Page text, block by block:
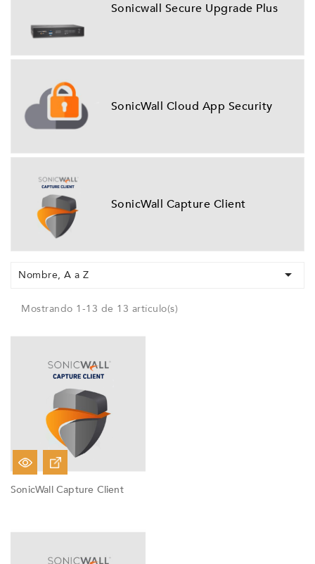
Sonicwall Secure Upgrade Plus
SonicWall Cloud App Security
SonicWall Capture Client
Nombre, A a Z 
Mostrando 1-13 de 13 artículo(s)
SonicWall Capture Client